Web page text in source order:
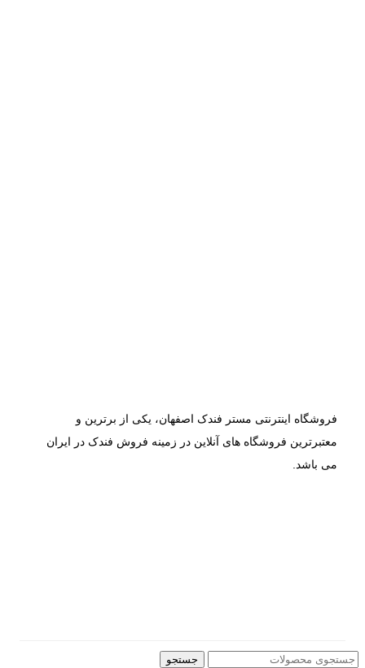
فروشگاه اینترنتی مستر فندک اصفهان، یکی از برترین و
معتبرترین فروشگاه های آنلاین در زمینه فروش فندک در ایران
می باشد.
جستجو